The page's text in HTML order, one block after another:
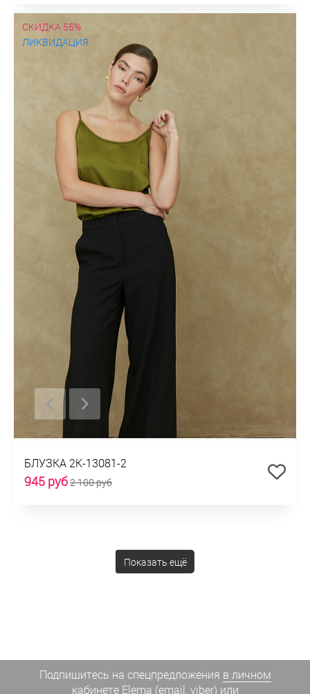
СКИДКА 55%
ЛИКВИДАЦИЯ
БЛУЗКА 2К-13081-2
945 руб2 100 руб
Показать ещё
Подпишитесь на спецпредложения в личном
кабинете Elema (email, viber) или